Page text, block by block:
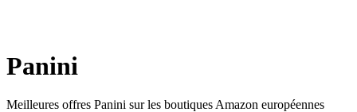
Panini
Meilleures offres Panini sur les boutiques Amazon européennes